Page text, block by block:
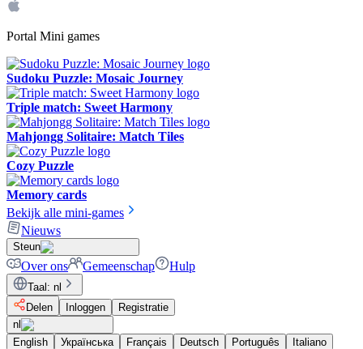
Portal Mini games
Sudoku Puzzle: Mosaic Journey
Triple match: Sweet Harmony
Mahjongg Solitaire: Match Tiles
Cozy Puzzle
Memory cards
Bekijk alle mini-games
Nieuws
Steun
Over ons Gemeenschap Hulp
Taal : nl
Delen
Inloggen
Registratie
nl
English
Українська Français Deutsch Português
Italiano